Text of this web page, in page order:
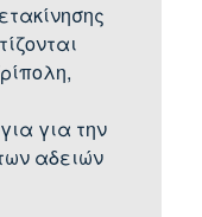
για την
αδειών